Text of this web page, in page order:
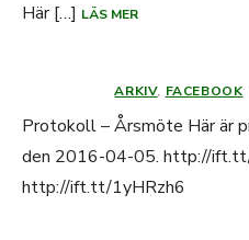
Här […] LÄS MER
ARKIV, FACEBOOK
Protokoll – Årsmöte Här är
den 2016-04-05. http://
http://ift.tt/1yHRzh6